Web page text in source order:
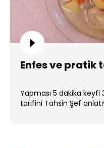
Enfes ve pratik
Yapması 5 dakika
tarifini Tahsin Şef